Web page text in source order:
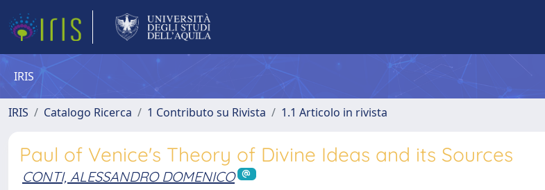
IRIS
IRIS Catalogo Ricerca 1 Contributo su Rivista 1.1 Articolo in rivista
Paul of Venice's Theory of Divine Ideas and its Sources
CONTI, ALESSANDRO DOMENICO